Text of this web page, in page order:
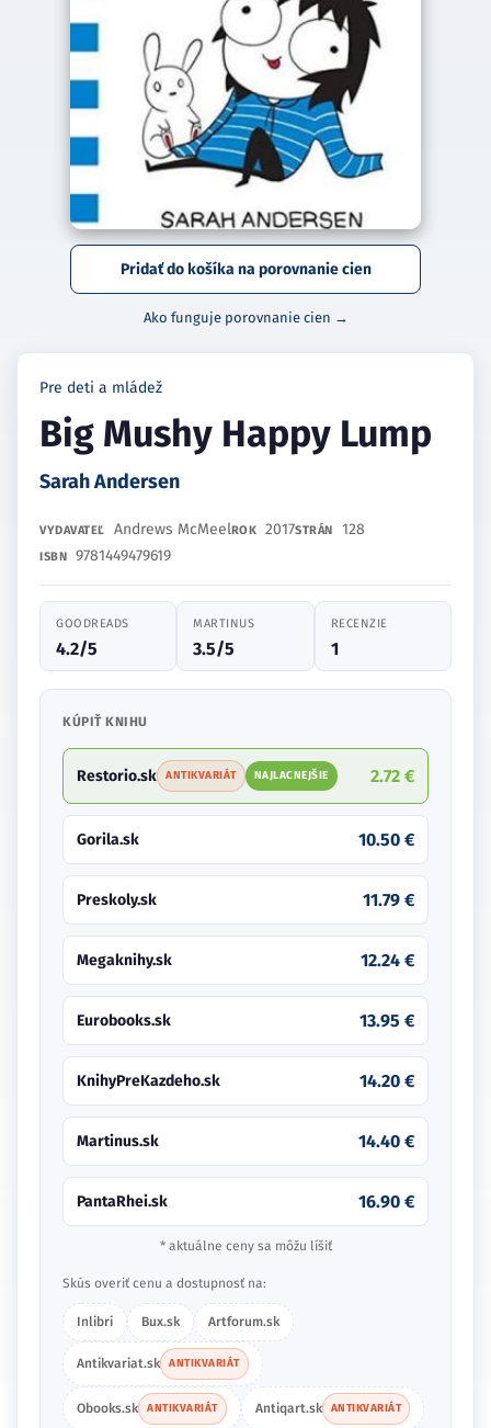
Pridať do košíka na porovnanie cien
Ako funguje porovnanie cien →
Pre deti a mládež
Big Mushy Happy Lump
Sarah Andersen
VYDAVATEĽ Andrews McMeelROK 2017STRÁN 128
ISBN 9781449479619
GOODREADS
4.2/5
MARTINUS
3.5/5
RECENZIE
1
KÚPIŤ KNIHU
Restorio.sk ANTIKVARIÁT NAJLACNEJŠIE 2.72 €
Gorila.sk 10.50 €
Preskoly.sk 11.79 €
Megaknihy.sk 12.24 €
Eurobooks.sk 13.95 €
KnihyPreKazdeho.sk 14.20 €
Martinus.sk 14.40 €
PantaRhei.sk 16.90 €
* aktuálne ceny sa môžu líšiť
Skús overiť cenu a dostupnosť na:
Inlibri Bux.sk Artforum.sk
Antikvariat.sk ANTIKVARIÁT
Obooks.sk ANTIKVARIÁT Antiqart.sk ANTIKVARIÁT